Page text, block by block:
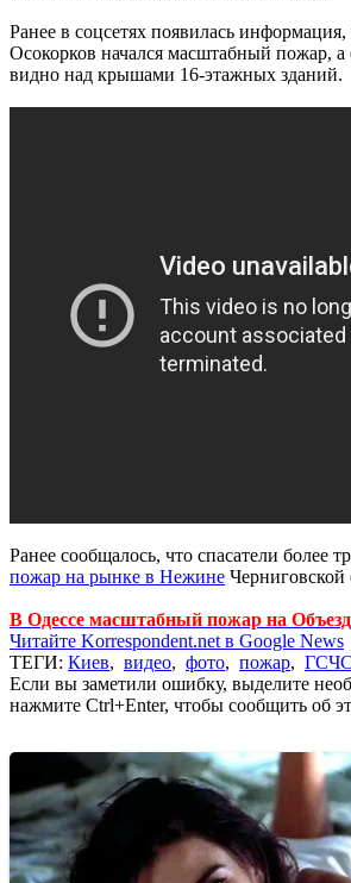
Ранее в соцсетях появилась
Осокорков начался масштабный пожар, а
видно над крышами 16-этажных зданий.
Ранее сообщалось, что спасатели более
пожар на рынке в Нежине Черниговской
В Одессе масштабный пожар на
Читайте Korrespondent.net в Google News
ТЕГИ: Киев, видео, фото, пожар, ГСЧС
Если вы заметили ошибку, выделите
нажмите Ctrl+Enter, чтобы сообщить об